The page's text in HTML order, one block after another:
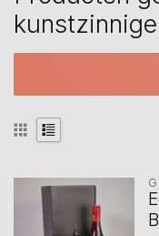
kunstzinnige